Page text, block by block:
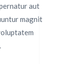
aut
magnit